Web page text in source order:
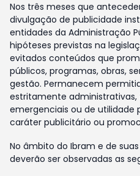
Nos três meses que
divulgação de publicidade
entidades da Administração
hipóteses previstas na
evitados conteúdos que
públicos, programas, obras,
gestão. Permanecem
estritamente administrativas,
emergenciais ou de utilidade
caráter publicitário ou
No âmbito do Ibram e de
deverão ser observadas as